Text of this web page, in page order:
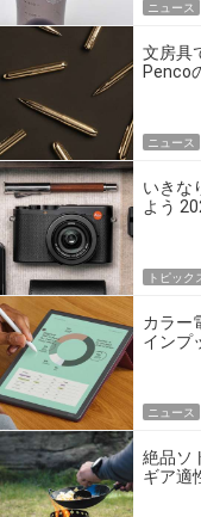
ニュース
文房具
Penco
ニュース
いきな
よう
トピック
カラー
インプ
ニュース
絶品ソ
ギア適